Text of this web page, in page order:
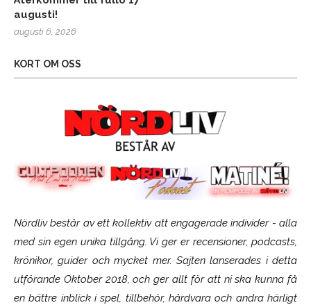
augusti!
augusti 6, 2026
KORT OM OSS
Nördliv består av ett kollektiv att engagerade individer - alla
med sin egen unika tillgång. Vi ger er recensioner, podcasts,
krönikor, guider och mycket mer. Sajten lanserades i detta
utförande Oktober 2018, och ger allt för att ni ska kunna få
en bättre inblick i spel, tillbehör, hårdvara och andra härligt